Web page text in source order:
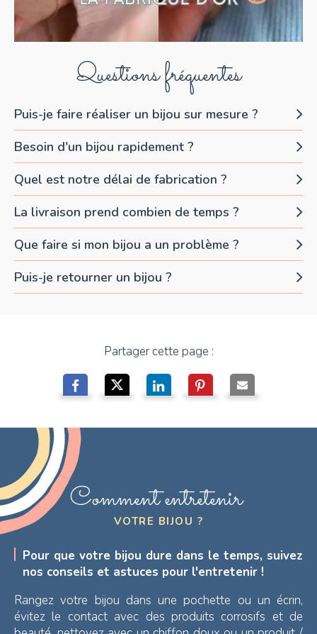
Questions fréquentes
Puis-je faire réaliser un bijou sur mesure ?
Besoin d'un bijou rapidement ?
Quel est notre délai de fabrication ?
La livraison prend combien de temps ?
Que faire si mon bijou a un problème ?
Puis-je retourner un bijou ?
Partager cette page :
Comment entretenir
VOTRE BIJOU ?
Pour que votre bijou dure dans le temps, suivez
nos conseils et astuces pour l'entretenir !
Rangez votre bijou dans une pochette ou un écrin,
évitez le contact avec des produits corrosifs et de